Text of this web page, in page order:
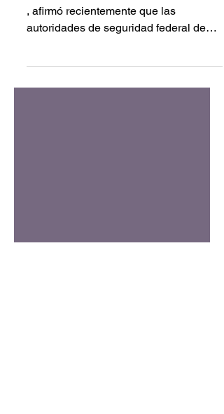
afirma conductor de Fox
News
autoridades de seguridad federal de